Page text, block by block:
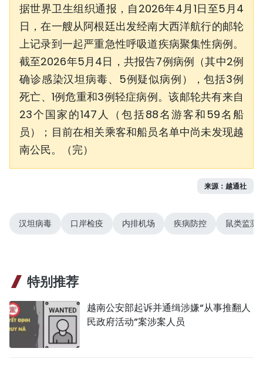
据世界卫生组织通报，自2026年4月1日至5月4
日，在一艘从阿根廷出发经南大西洋航行的邮轮
上记录到一起严重急性呼吸道疾病聚集性病例。
截至2026年5月4日，共报告7例病例（其中2例
确诊感染汉坦病毒、5例疑似病例），包括3例
死亡、1例危重和3例轻症病例。该邮轮共有来自
23个国家的147人（包括88名游客和59名船
员）；目前在相关乘客和船员名单中尚未发现越
南公民。（完）
来源：越通社
汉坦病毒 口岸检疫 内排机场 疾病防控 鼠类监测
特别推荐
越南公安部起诉并通缉涉嫌“从事推翻人
民政府活动”案涉案人员